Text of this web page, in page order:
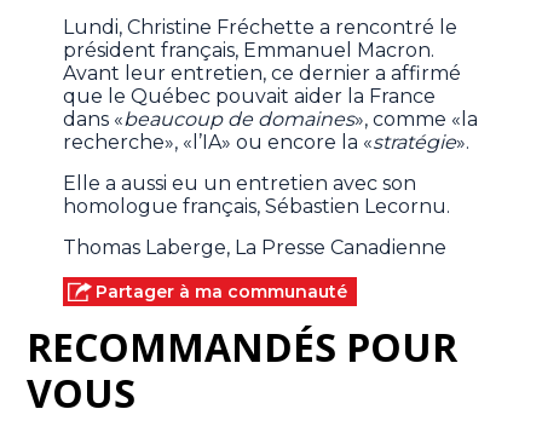
Lundi, Christine Fréchette a rencontré le
président français, Emmanuel Macron.
Avant leur entretien, ce dernier a affirmé
que le Québec pouvait aider la France
dans «beaucoup de domaines», comme «la
recherche», «l’IA» ou encore la «stratégie».
Elle a aussi eu un entretien avec son
homologue français, Sébastien Lecornu.
Thomas Laberge, La Presse Canadienne
Partager à ma communauté
RECOMMANDÉS POUR
VOUS